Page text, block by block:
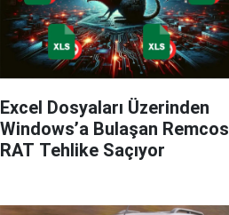
Excel Dosyaları Üzerinden
Windows’a Bulaşan Remcos
RAT Tehlike Saçıyor